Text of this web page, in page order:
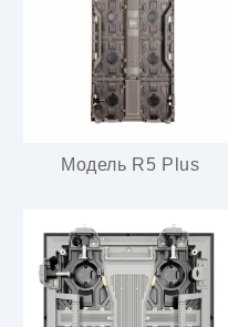
Модель R5 Plus